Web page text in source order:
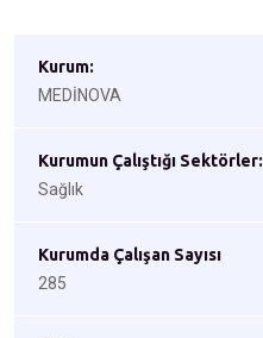
Kurum:
MEDİNOVA
Kurumun Çalıştığı Sektörler:
Sağlık
Kurumda Çalışan Sayısı
285